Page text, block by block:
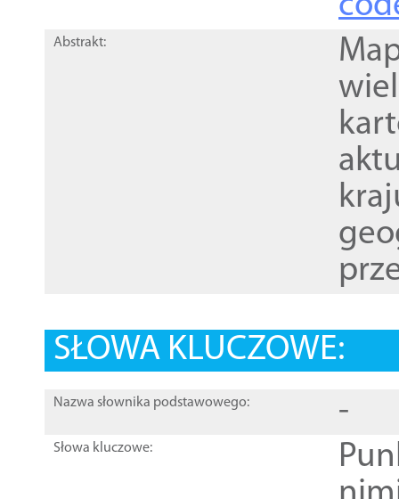
Abstrakt:
SŁOWA KLUCZOWE:
Nazwa słownika podstawowego: -
Słowa kluczowe: